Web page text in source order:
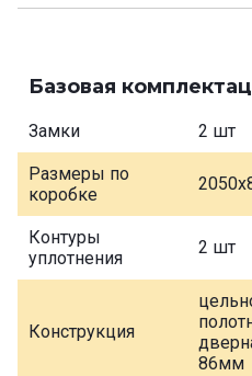
Базовая
Замки 2 шт
Размеры по
коробке
Контуры
уплотнения
2 шт
Конструкция
86мм